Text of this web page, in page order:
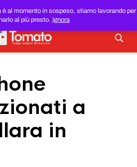
è al momento in sospeso, stiamo lavorando per
al più presto. Ignora
RICONDIZIONATIAL MIGLIOR
PREZZO DEL WEB!
a
in